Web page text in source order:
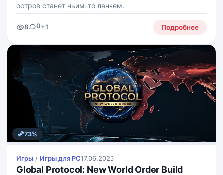
остров станет чьим-то ланчем.
8 0+1 Подробнее
73%
Игры / Игры для PС17.06.2026
Global Protocol: New World Order Build